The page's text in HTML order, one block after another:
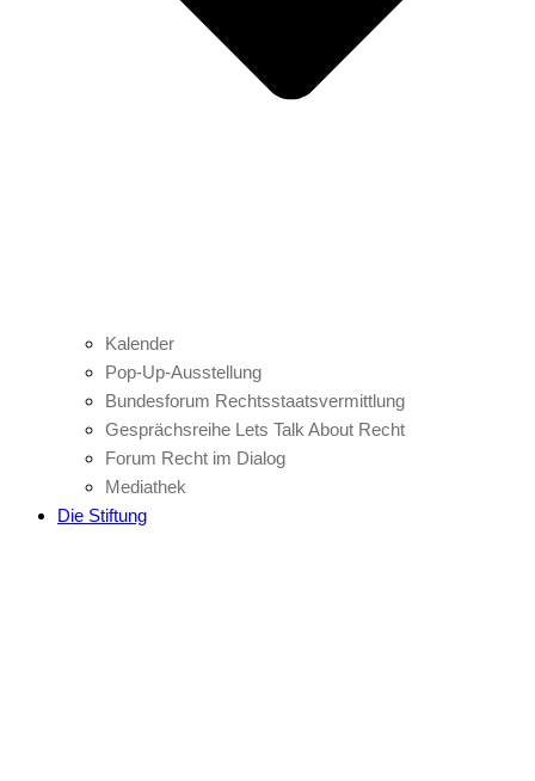
Kalender
Pop-Up-Ausstellung
Bundesforum Rechtsstaatsvermittlung
Gesprächsreihe Lets Talk About Recht
Forum Recht im Dialog
Mediathek
Die Stiftung